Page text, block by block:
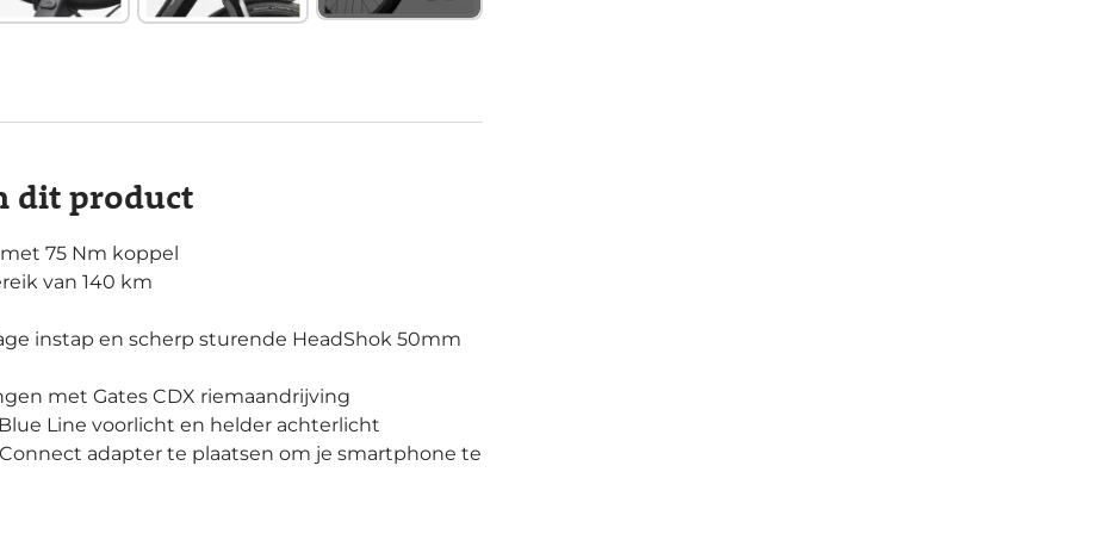
dit product
75 Nm koppel
van 140 km
instap en scherp sturende HeadShok 50mm
met Gates CDX riemaandrijving
Line voorlicht en helder achterlicht
adapter te plaatsen om je smartphone te